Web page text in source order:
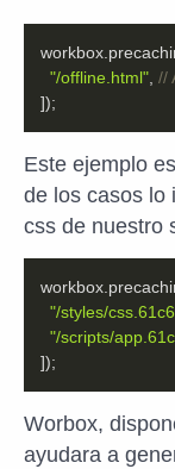
"/offline.html" //
]);
Este ejemplo
de los casos lo
css de nuestro
"/styles/
"/scripts/
]);
Worbox,
ayudara a